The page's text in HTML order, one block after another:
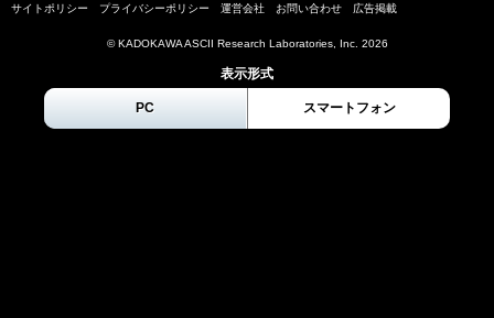
サイトポリシー プライバシーポリシー 運営会社 お問い合わせ 広告掲載
© KADOKAWA ASCII Research Laboratories, Inc. 2026
表示形式
PC スマートフォン